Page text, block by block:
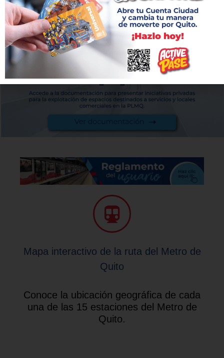
Mapa interactivo de la ruta del Metro de
Quito
Conoce la ubicación geográfica de cada
una de las 15 estaciones del Metro de
Quito.